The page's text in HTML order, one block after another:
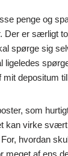
penge og
Der er særligt
spørge sig
ligeledes
mit depositum
som
kan virke
hvordan